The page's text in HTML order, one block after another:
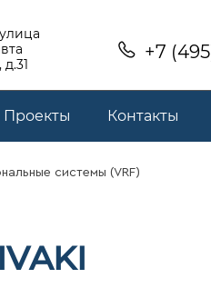
+7
Проекты Контакты
системы (VRF)